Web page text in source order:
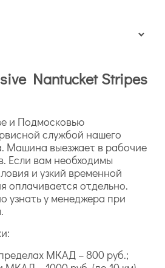
– предназначенные для
фоном и рисунками – для
Nantucket Stripes
и Подмосковью
службой нашего
Машина выезжает в рабочие
Если вам необходимы
и узкий временной
оплачивается отдельно.
узнать у менеджера при
МКАД – 800 руб.;